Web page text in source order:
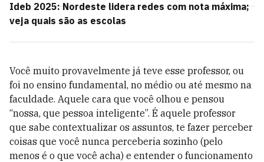
Ideb 2025: Nordeste lidera redes com nota máxima;
veja quais são as escolas
Você muito provavelmente já teve esse professor, ou
foi no ensino fundamental, no médio ou até mesmo na
faculdade. Aquele cara que você olhou e pensou
“nossa, que pessoa inteligente”. É aquele professor
que sabe contextualizar os assuntos, te fazer perceber
coisas que você nunca perceberia sozinho (pelo
menos é o que você acha) e entender o funcionamento